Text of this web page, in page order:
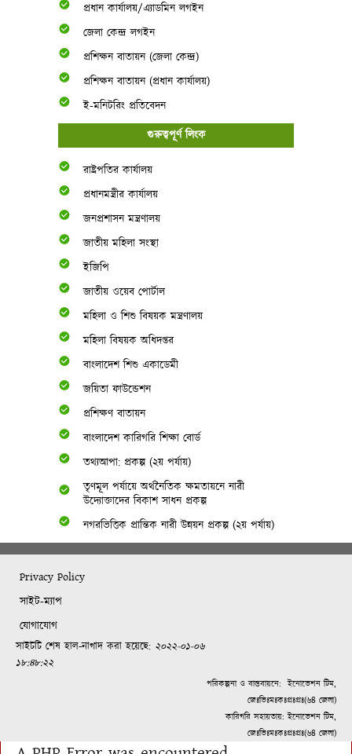
প্রধান কার্যালয়/এ্যাডমিন লগইন
জেলা কেন্দ্র লগইন
প্রশিক্ষন বাতায়ন (জেলা কেন্দ্র)
প্রশিক্ষন বাতায়ন (প্রধান কার্যালয়)
ই-মনিটরিং প্রতিবেদন
গুরুত্বপূর্ণ লিংক
রাষ্ট্রপতির কার্যালয়
প্রধানমন্ত্রীর কার্যালয়
জনপ্রশাসন মন্ত্রণালয়
জাতীয় মহিলা সংস্থা
ইজিপি
জাতীয় ওয়েব পোর্টাল
মহিলা ও শিশু বিষয়ক মন্ত্রণালয়
মহিলা বিষয়ক অধিদপ্তর
বাংলাদেশ শিশু একাডেমী
জয়িতা ফাউন্ডেশন
প্রশিক্ষণ বাতায়ন
বাংলাদেশ কারিগরি শিক্ষা বোর্ড
তথ্যআপা: প্রকল্প (২য় পর্যায়)
তৃণমূল পর্যায়ে অর্থনৈতিক ক্ষমতায়নে নারী
উদ্যোক্তাদের বিকাশ সাধন প্রকল্প
নগরভিত্তিক প্রান্তিক নারী উন্নয়ন প্রকল্প (২য় পর্যায়)
Privacy Policy
সাইট-ম্যাপ
যোগাযোগ
সাইটটি শেষ হাল-নাগাদ করা হয়েছে: ২০২২-০১-০৬
১৮:৪৮:২২
পরিকল্পনা ও বাস্তবায়নে:ইনোভেশন টিম,
জেঃভিঃমঃকঃপ্রঃপ্রঃ(৬৪ জেলা)
কারিগরি সহায়তায়: ইনোভেশন টিম,
জেঃভিঃমঃকঃপ্রঃপ্রঃ(৬৪ জেলা)